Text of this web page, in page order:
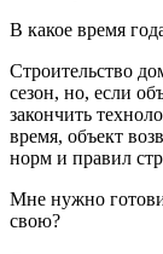
В какое время
Строительство
сезон, но, если
закончить
время, объект
норм и правил
Мне нужно
свою?